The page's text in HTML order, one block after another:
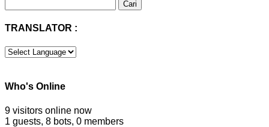
untuk:
TRANSLATOR :
Who's Online
9 visitors online now
1 guests, 8 bots, 0 members